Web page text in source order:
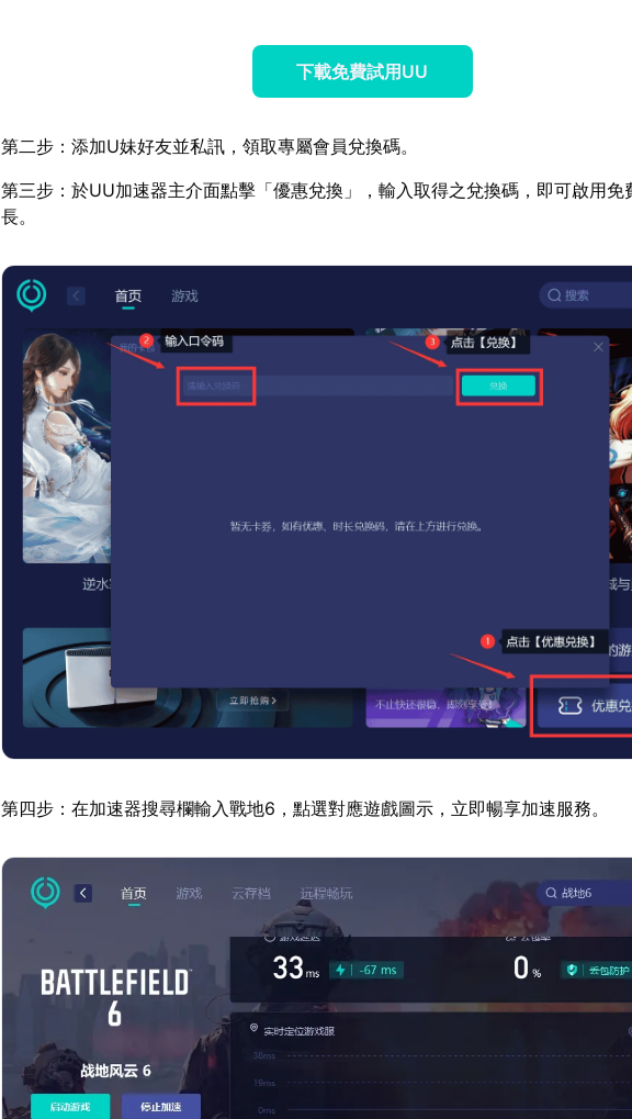
下載免費試用UU
第二步：添加U妹好友並私訊，領取專屬會員兌換碼。
第三步：於UU加速器主介面點擊「優惠兌換」，輸入取得之兌換碼，即可啟用免
長。
第四步：在加速器搜尋欄輸入戰地6，點選對應遊戲圖示，立即暢享加速服務。